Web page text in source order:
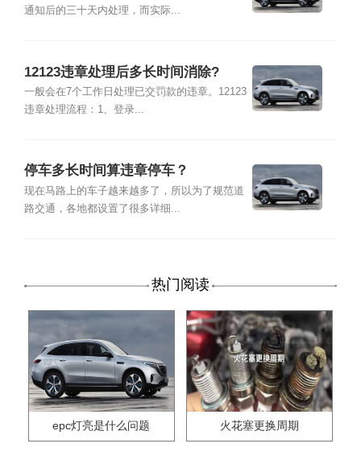
通知后的三十天内处理，而实际...
12123违章处理后多长时间消除?
一般会在7个工作日处理已交罚款的违章。12123
违章处理流程：1、登录...
停车多长时间算违章停车？
现在马路上的车子越来越多了，所以为了规范道
路交通，各地都设置了很多详细...
热门阅读
epc灯亮是什么问题 火花塞更换周期